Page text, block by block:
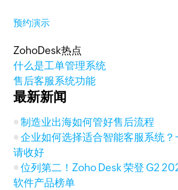
预约演示
ZohoDesk热点
什么是工单管理系统
售后客服系统功能
最新新闻
制造业出海如何管好售后流程
企业如何选择适合智能客服系统
请收好
位列第二！Zoho Desk 荣登 G2
软件产品榜单